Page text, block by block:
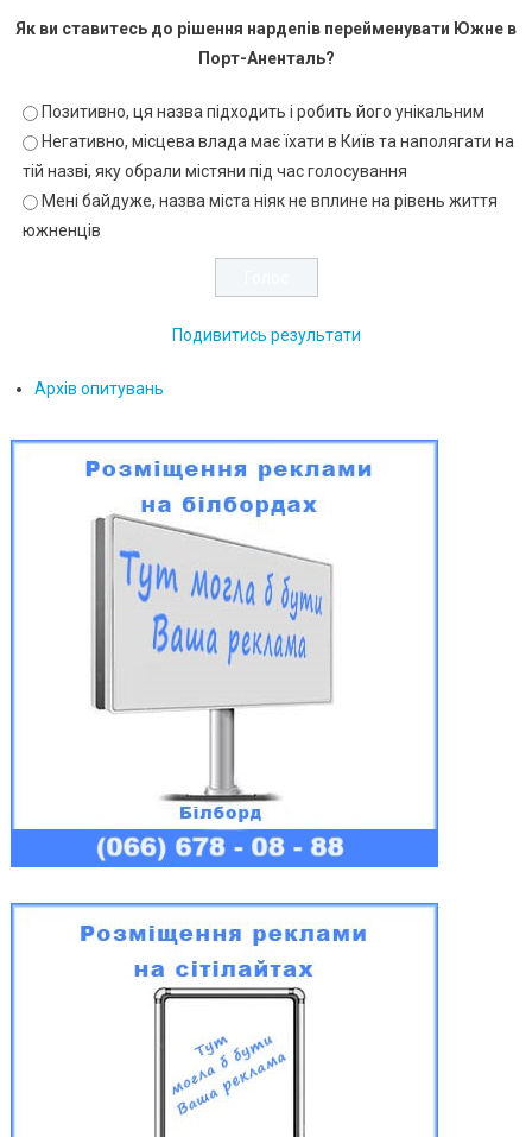
Як ви ставитесь до рішення нардепів перейменувати Южне в
Порт-Аненталь?
Позитивно, ця назва підходить і робить його унікальним
Негативно, місцева влада має їхати в Київ та наполягати на
тій назві, яку обрали містяни під час голосування
Мені байдуже, назва міста ніяк не вплине на рівень життя
южненців
Подивитись результати
Архів опитувань